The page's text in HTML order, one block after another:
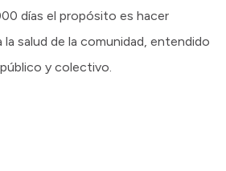
días el propósito es hacer
salud de la comunidad, entendido
y colectivo.